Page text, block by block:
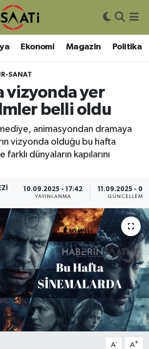
Ekonomi Magazin Politika
SANAT
vizyonda yer
belli oldu
animasyondan dramaya
vizyonda olduğu bu hafta
dünyaların kapılarını
10.09.2025 - 17:42
YAYINLANMA
11.09.2025 -
GÜNCELLEME
A- A+
Durumu ve Fikstür
Haberleri